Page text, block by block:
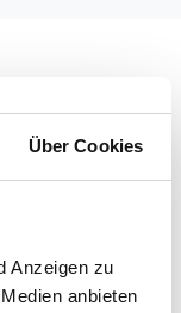
Über Cookies
Anzeigen zu
anbieten